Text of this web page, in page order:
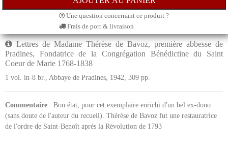
Une question concernant ce produit ?
Frais de port & livraison
Lettres de Madame Thérèse de Bavoz, première abbesse de
Pradines, Fondatrice de la Congrégation Bénédictine du Saint
Coeur de Marie 1768-1838
1 vol. in-8 br., Abbaye de Pradines, 1942, 309 pp.
Commentaire : Bon état, pour cet exemplaire enrichi d'un bel ex-dono
(sans doute de l'auteur du recueil). Thérèse de Bavoz fut une restauratrice
de l'ordre de Saint-Benoît après la Révolution de 1793